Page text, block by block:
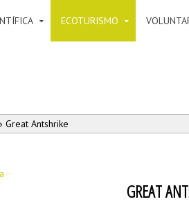
ECOTURISMO
Great Antshrike
GREAT